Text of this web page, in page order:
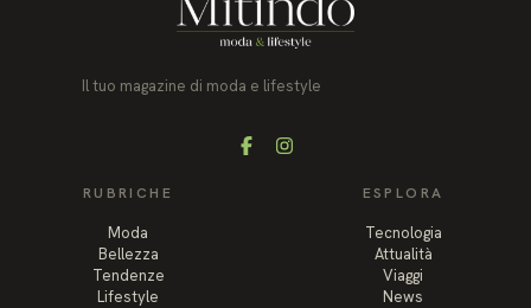
Il tuo magazine di moda e lifestyle
FacebookInstagram
RUBRICHE
Moda
Bellezza
Tendenze
Lifestyle
ESPLORA
Tecnologia
Attualità
Viaggi
News